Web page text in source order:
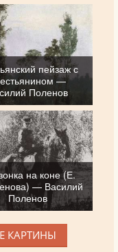
пейзаж с
—
Поленов
на коне (Е.
— Василий
Поленов
КАРТИНЫ